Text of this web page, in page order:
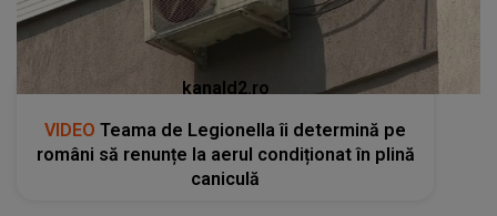
kanald2.ro
VIDEO Teama de Legionella îi determină pe
români să renunțe la aerul condiționat în plină
caniculă